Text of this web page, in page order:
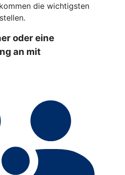
die wichtigsten
oder eine
an mit